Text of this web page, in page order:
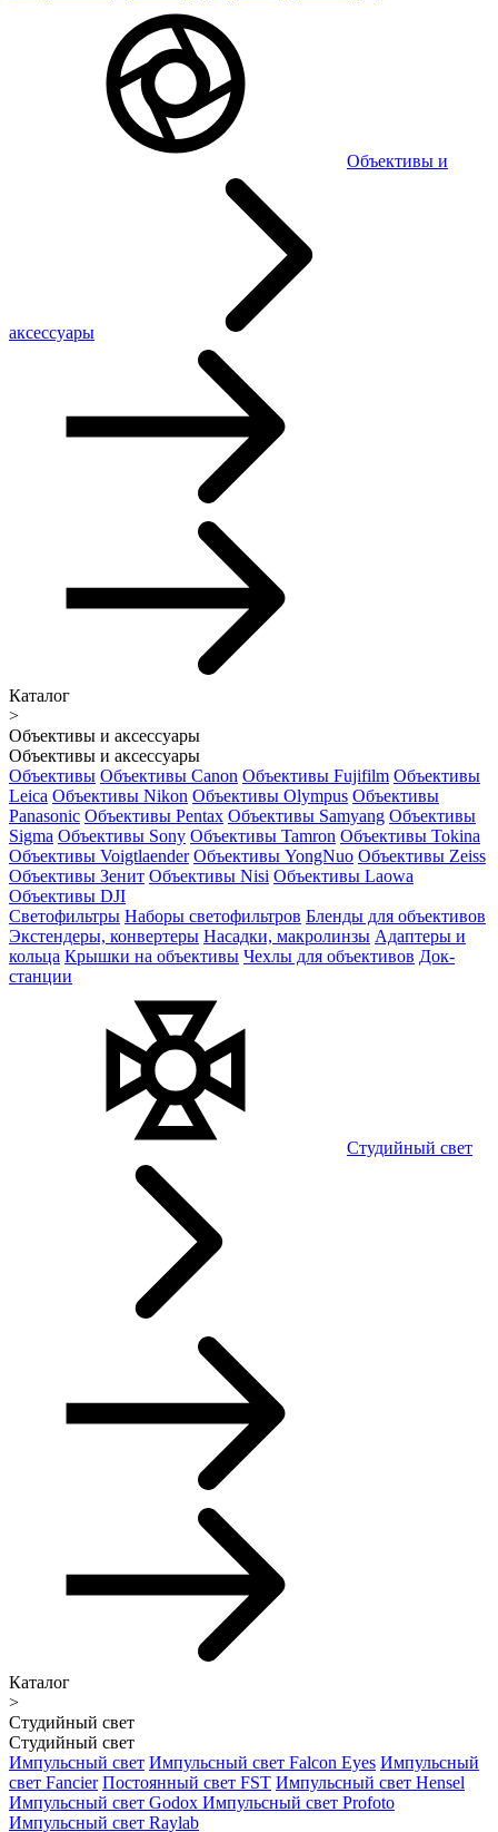
Объективы и
аксессуары
Каталог
>
Объективы и аксессуары
Объективы и аксессуары
Объективы Объективы Canon Объективы Fujifilm Объективы
Leica Объективы Nikon Объективы Olympus Объективы
Panasonic Объективы Pentax Объективы Samyang Объективы
Sigma Объективы Sony Объективы Tamron Объективы Tokina
Объективы Voigtlaender Объективы YongNuo Объективы Zeiss
Объективы Зенит Объективы Nisi Объективы Laowa
Объективы DJI
Светофильтры Наборы светофильтров Бленды для объективов
Экстендеры, конвертеры Насадки, макролинзы Адаптеры и
кольца Крышки на объективы Чехлы для объективов Док-
станции
Студийный свет
Каталог
>
Студийный свет
Студийный свет
Импульсный свет Импульсный свет Falcon Eyes Импульсный
свет Fancier Постоянный свет FST Импульсный свет Hensel
Импульсный свет Godox Импульсный свет Profoto
Импульсный свет Raylab